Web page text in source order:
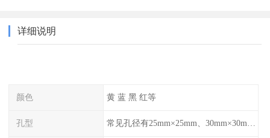
详细说明
颜色 黄 蓝 黑 红等
孔型